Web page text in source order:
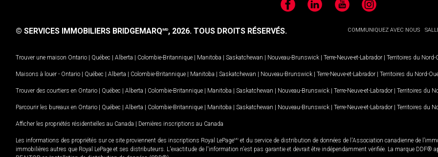
FacebookLinkedIn YouTubeInstagram
COMMUNIQUEZ AVEC NOUS
© SERVICES IMMOBILIERS BRIDGEMARQMD, 2026. TOUS DROITS RÉSERVÉS.
Trouver une maison Ontario Québec Alberta Colombie-Britannique Manitoba Saskatchewan Nouveau-Brunswick Terre-Neuve-et-Labrador Territoires du Nord-
Maisons à louer - Ontario Québec Alberta Colombie-Britannique Manitoba Saskatchewan Nouveau-Brunswick Terre-Neuve-et-Labrador Territoires du Nord-
Trouver des courtiers en Ontario Québec Alberta Colombie-Britannique Manitoba Saskatchewan Nouveau-Brunswick Terre-Neuve-et-Labrador Territoires du
Parcourir les bureaux en Ontario Québec Alberta Colombie-Britannique Manitoba Saskatchewan Nouveau-Brunswick Terre-Neuve-et-Labrador Territoires du
Afficher les propriétés résidentielles au Canada Dernières inscriptions au Canada
Les informations des propriétés sur ce site proviennent des inscriptions Royal LePageMD et du service de distribution de données de l'Association canadienne de
immobilières autres que Royal LePage et ses distributeurs. L'exactitude de l'information n'est pas garantie et devrait être indépendamment vérifiée. La marque DDF®